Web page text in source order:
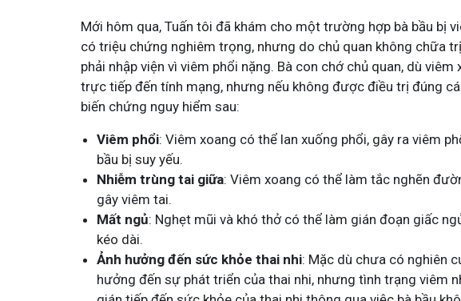
Mới hôm qua, Tuấn tôi đã khám cho một trường hợp bà bầu bị
có triệu chứng nghiêm trọng, nhưng do chủ quan không chữa
phải nhập viện vì viêm phổi nặng. Bà con chớ chủ quan, dù
trực tiếp đến tính mạng, nhưng nếu không được điều trị đúng
biến chứng nguy hiểm sau:
Viêm phổi: Viêm xoang có thể lan xuống phổi, gây ra viêm
bầu bị suy yếu.
Nhiễm trùng tai giữa: Viêm xoang có thể làm tắc nghẽn
gây viêm tai.
Mất ngủ: Nghẹt mũi và khó thở có thể làm gián đoạn giấc
kéo dài.
Ảnh hưởng đến sức khỏe thai nhi: Mặc dù chưa có nghiên
hưởng đến sự phát triển của thai nhi, nhưng tình trạng viêm